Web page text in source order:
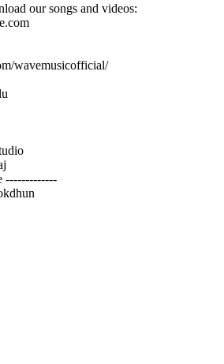
our songs and videos:
wavemusicofficial/
-------------